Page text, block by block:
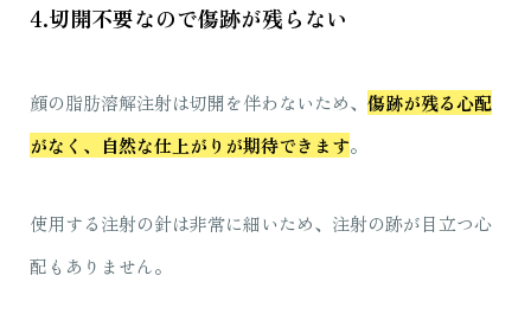
4.切開不要なので傷跡が残らない
顔の脂肪溶解注射は切開を伴わないため、 傷跡が残る心配
がなく、自然な仕上がりが期待できます。
使用する注射の針は非常に細いため、注射の跡が目立つ心
配もありません。